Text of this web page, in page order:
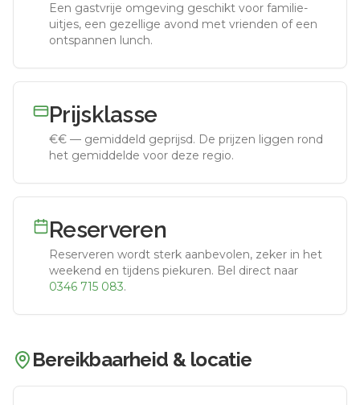
Een gastvrije omgeving geschikt voor familie-
uitjes, een gezellige avond met vrienden of een
ontspannen lunch.
Prijsklasse
€€ — gemiddeld geprijsd. De prijzen liggen rond
het gemiddelde voor deze regio.
Reserveren
Reserveren wordt sterk aanbevolen, zeker in het
weekend en tijdens piekuren. Bel direct naar
0346 715 083.
Bereikbaarheid & locatie